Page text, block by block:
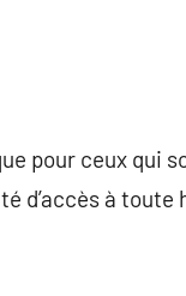
pour ceux qui
d’accès à